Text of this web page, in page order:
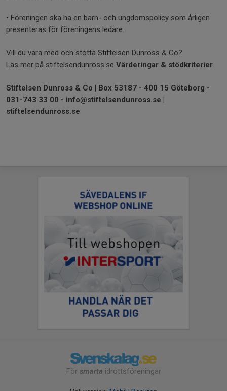
• Föreningen ska ha en barn- och ungdomspolicy som årligen
presenteras för föreningens ledare.
Vill du vara med och stötta Stiftelsen Dunross & Co?
Läs mer på stiftelsendunross.se Värderingar & stödkriterier
Stiftelsen Dunross & Co | Box 53187 - 400 15 Göteborg -
031-743 33 00 - info@stiftelsendunross.se |
stiftelsendunross.se
För smarta idrottsföreningar